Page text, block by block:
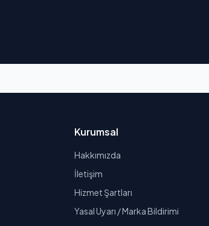
Kurumsal
Hakkımızda
İletişim
Hizmet Şartları
Yasal Uyarı / Marka Bildirimi